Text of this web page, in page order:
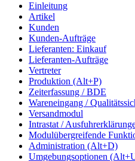
Einleitung
Artikel
Kunden
Kunden-Aufträge
Lieferanten: Einkauf
Lieferanten-Aufträge
Vertreter
Produktion (Alt+P)
Zeiterfassung / BDE
Wareneingang /
Versandmodul
Intrastat /
Modulübergreifende
Administration (Alt+D)
Umgebungsoptionen